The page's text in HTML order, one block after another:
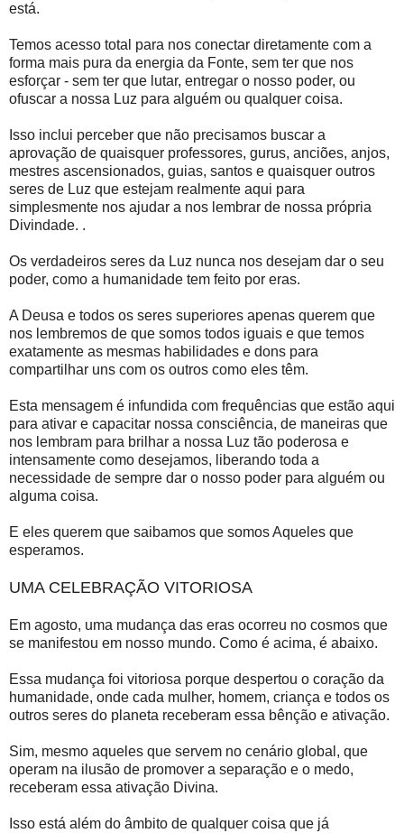
está.
Temos acesso total para nos conectar diretamente com a
forma mais pura da energia da Fonte, sem ter que nos
esforçar - sem ter que lutar, entregar o nosso poder, ou
ofuscar a nossa Luz para alguém ou qualquer coisa.
Isso inclui perceber que não precisamos buscar a
aprovação de quaisquer professores, gurus, anciões, anjos,
mestres ascensionados, guias, santos e quaisquer outros
seres de Luz que estejam realmente aqui para
simplesmente nos ajudar a nos lembrar de nossa própria
Divindade. .
Os verdadeiros seres da Luz nunca nos desejam dar o seu
poder, como a humanidade tem feito por eras.
A Deusa e todos os seres superiores apenas querem que
nos lembremos de que somos todos iguais e que temos
exatamente as mesmas habilidades e dons para
compartilhar uns com os outros como eles têm.
Esta mensagem é infundida com frequências que estão aqui
para ativar e capacitar nossa consciência, de maneiras que
nos lembram para brilhar a nossa Luz tão poderosa e
intensamente como desejamos, liberando toda a
necessidade de sempre dar o nosso poder para alguém ou
alguma coisa.
E eles querem que saibamos que somos Aqueles que
esperamos.
UMA CELEBRAÇÃO VITORIOSA
Em agosto, uma mudança das eras ocorreu no cosmos que
se manifestou em nosso mundo. Como é acima, é abaixo.
Essa mudança foi vitoriosa porque despertou o coração da
humanidade, onde cada mulher, homem, criança e todos os
outros seres do planeta receberam essa bênção e ativação.
Sim, mesmo aqueles que servem no cenário global, que
operam na ilusão de promover a separação e o medo,
receberam essa ativação Divina.
Isso está além do âmbito de qualquer coisa que já